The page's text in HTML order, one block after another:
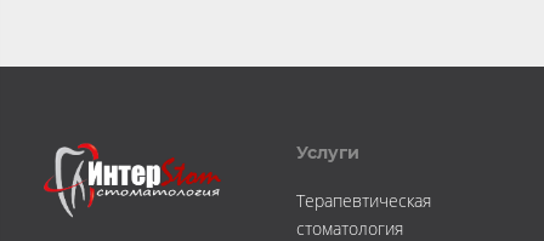
Услуги
Терапевтическая
стоматология